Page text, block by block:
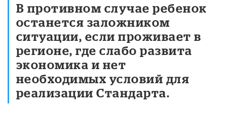
В противном случае ребенок
останется заложником
ситуации, если проживает в
регионе, где слабо развита
экономика и нет
необходимых условий для
реализации Стандарта.